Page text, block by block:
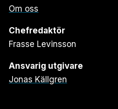
Om oss
Chefredaktör
Frasse Levinsson
Ansvarig utgivare
Jonas Källgren